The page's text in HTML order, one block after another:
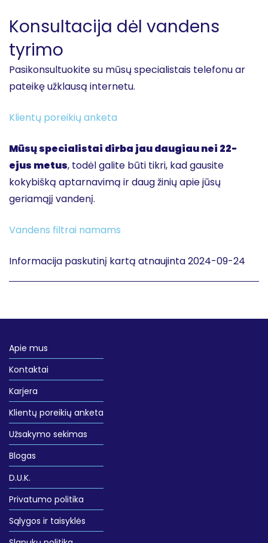
Konsultacija dėl vandens
tyrimo
Pasikonsultuokite su mūsų specialistais telefonu ar
pateikę užklausą internetu.
Klientų poreikių anketa
Mūsų specialistai dirba jau daugiau nei 22-
ejus metus, todėl galite būti tikri, kad gausite
kokybišką aptarnavimą ir daug žinių apie jūsų
geriamąjį vandenį.
Vandens filtrai namams
Informacija paskutinį kartą atnaujinta 2024-09-24
Apie mus
Kontaktai
Karjera
Klientų poreikių anketa
Užsakymo sekimas
Blogas
D.U.K.
Privatumo politika
Sąlygos ir taisyklės